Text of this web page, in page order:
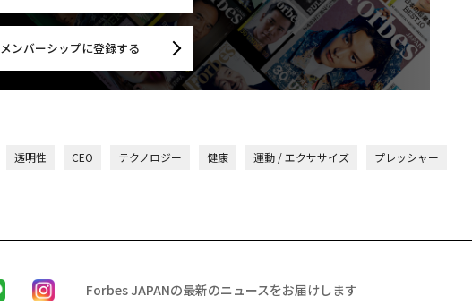
メンバーシップに登録する
透明性 CEO テクノロジー 健康 運動 / エクササイズ
プレッシャー
Forbes JAPANの最新のニュースをお届けします